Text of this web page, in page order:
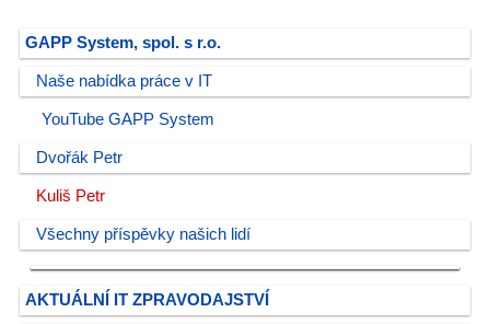
GAPP System, spol. s r.o.
Naše nabídka práce v IT
YouTube GAPP System
Dvořák Petr
Kuliš Petr
Všechny příspěvky našich lidí
AKTUÁLNÍ IT ZPRAVODAJSTVÍ